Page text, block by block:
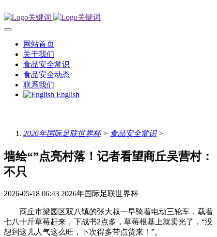
网站首页
关于我们
食品安全常识
食品安全动态
联系我们
English
2026年国际足联世界杯> 食品安全常识>
墙绘“”点亮村落！记者看望商丘吴营村：
不只
2026-05-18 06:43 2026年国际足联世界杯
商丘市梁园区双八镇的张大叔一早骑着电动三轮车，载着
七八十斤草莓赶来，下战书2点多，草莓根基上就卖光了，“没
想到这儿人气这么旺，下次得多带点货来！”。